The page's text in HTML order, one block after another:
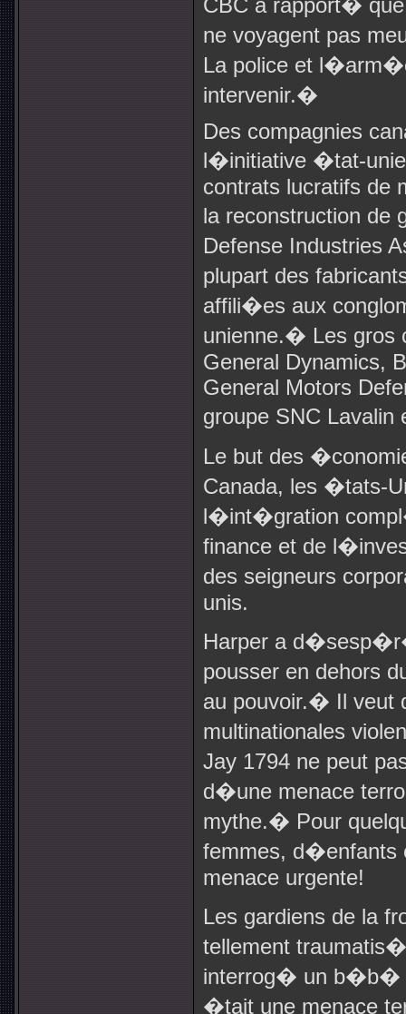
CBC a rapport�
ne voyagent pas
La police et
intervenir.�
Des compagnies
l�initiative �tat-
contrats lucratifs de
la reconstruction de
Defense Industries
plupart des
affili�es aux
unienne.� Les gros
General Dynamics,
General Motors
groupe SNC Lavalin
Le but des
Canada, les �tats-
l�int�gration
finance et de
des seigneurs
unis.
Harper a
pousser en dehors
au pouvoir.� Il veut
multinationales
Jay 1794 ne peut
d�une menace
mythe.� Pour
femmes, d�enfants
menace urgente!
Les gardiens de la
tellement
interrog� un b�b�
�tait une menace